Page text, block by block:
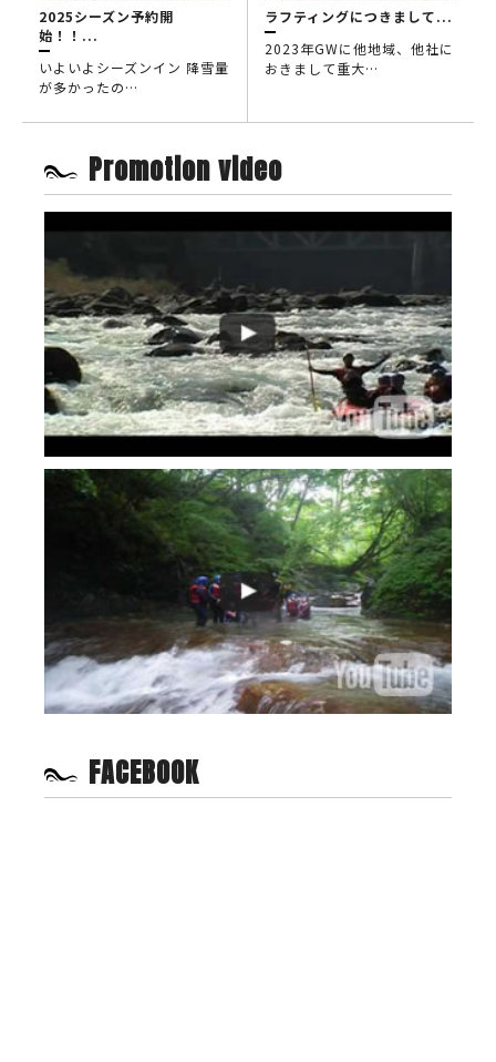
2025シーズン予約開
始！！...
いよいよシーズンイン 降雪量
が多かったの…
ラフティングにつきまして...
2023年GWに他地域、他社に
おきまして重大…
Promotion video
FACEBOOK